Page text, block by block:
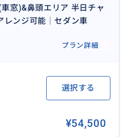
名様+助手席ガイド1名までご
感たっぷり
す。ぜひお問い合わせくだ
】
）
むことで生まれた、金と藍の
窓)&鼻頭エリア 半日チャ
レンジ可能│セダン車
プラン詳細
選択する
¥54,500